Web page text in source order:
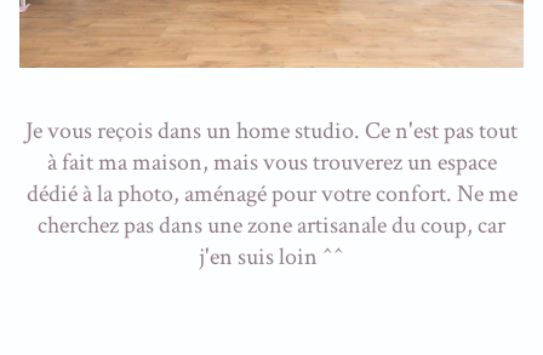
Je vous reçois dans un home studio. Ce n'est pas tout
à fait ma maison, mais vous trouverez un espace
dédié à la photo, aménagé pour votre confort. Ne me
cherchez pas dans une zone artisanale du coup, car
j'en suis loin ^^